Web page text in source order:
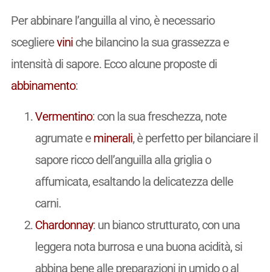
Per abbinare l’anguilla al vino, è necessario
scegliereviniche bilancino la sua grassezza e
intensità di sapore. Ecco alcune proposte di
abbinamento:
Vermentino: con la sua freschezza, note
agrumate e minerali, è perfetto per bilanciare il
sapore ricco dell’anguilla alla griglia o
affumicata, esaltando la delicatezza delle
carni.
Chardonnay: un bianco strutturato, con una
leggera nota burrosa e una buona acidità, si
abbina bene alle preparazioni in umido o al